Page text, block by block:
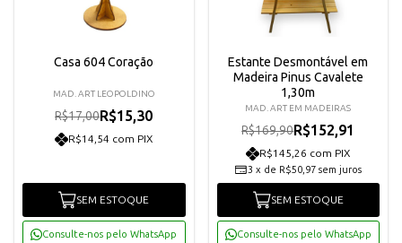
Casa 604 Coração
MAD. ART LEOPOLDINO
R$17,00R$15,30
R$14,54 com PIX
SEM ESTOQUE
Consulte-nos pelo WhatsApp
Estante Desmontável em
Madeira Pinus Cavalete
1,30m
MAD. ART EM MADEIRAS
R$169,90R$152,91
R$145,26 com PIX
3 x de R$50,97 sem juros
SEM ESTOQUE
Consulte-nos pelo WhatsApp